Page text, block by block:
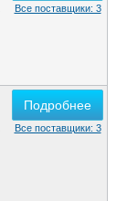
Все поставщики: 3
Подробнее
Все поставщики: 3